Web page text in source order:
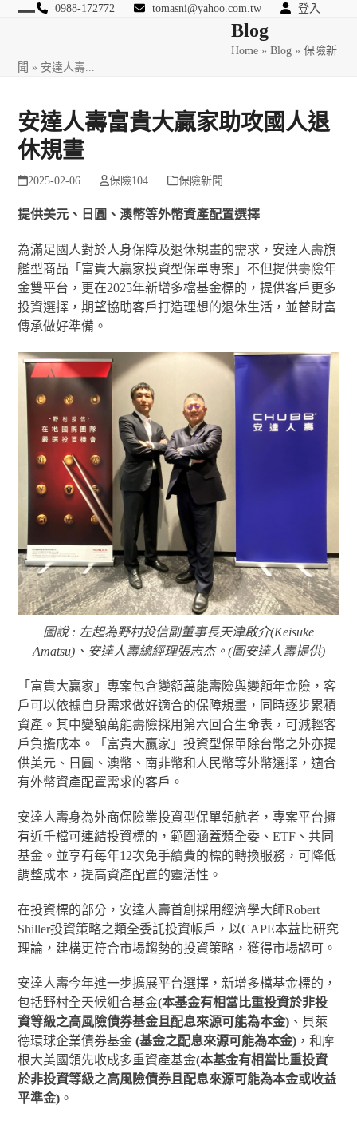
Skip
0988-172772 tomasni@yahoo.com.tw 登入
匯豐國際風險管理顧問Blog
Home »Blog »保險新
聞 » 安達人壽...
安達人壽富貴大贏家助攻國人退
休規畫
2025-02-06 保險104 保險新聞
提供美元、日圓、澳幣等外幣資產配置選擇
為滿足國人對於人身保障及退休規畫的需求，安達人壽旗
艦型商品「富貴大贏家投資型保單專案」不但提供壽險年
金雙平台，更在2025年新增多檔基金標的，提供客戶更多
投資選擇，期望協助客戶打造理想的退休生活，並替財富
傳承做好準備。
圖說 : 左起為野村投信副董事長天津啟介(Keisuke
Amatsu)、安達人壽總經理張志杰。(圖安達人壽提供)
「富貴大贏家」專案包含變額萬能壽險與變額年金險，客
戶可以依據自身需求做好適合的保障規畫，同時逐步累積
資產。其中變額萬能壽險採用第六回合生命表，可減輕客
戶負擔成本。「富貴大贏家」投資型保單除台幣之外亦提
供美元、日圓、澳幣、南非幣和人民幣等外幣選擇，適合
有外幣資產配置需求的客戶。
安達人壽身為外商保險業投資型保單領航者，專案平台擁
有近千檔可連結投資標的，範圍涵蓋類全委、ETF、共同
基金。並享有每年12次免手續費的標的轉換服務，可降低
調整成本，提高資產配置的靈活性。
在投資標的部分，安達人壽首創採用經濟學大師Robert
Shiller投資策略之類全委託投資帳戶，以CAPE本益比研究
理論，建構更符合市場趨勢的投資策略，獲得市場認可。
安達人壽今年進一步擴展平台選擇，新增多檔基金標的，
包括野村全天候組合基金(本基金有相當比重投資於非投
資等級之高風險債券基金且配息來源可能為本金) 、貝萊
德環球企業債券基金(基金之配息來源可能為本金) ，和摩
根大美國領先收成多重資產基金(本基金有相當比重投資
於非投資等級之高風險債券且配息來源可能為本金或收益
平準金) 。